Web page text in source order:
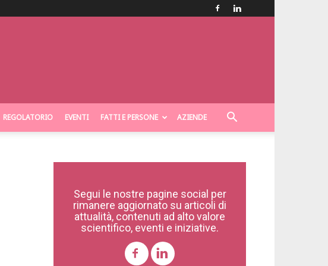
REGOLATORIO EVENTI FATTI E PERSONE AZIENDE
Segui le nostre pagine social per
rimanere aggiornato su articoli di
attualità, contenuti ad alto valore
scientifico, eventi e iniziative.